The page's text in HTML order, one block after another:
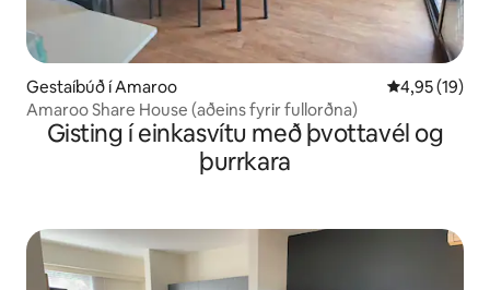
Gestaíbúð í Amaroo 4,95 af 5 í
4,95 (19)
Amaroo Share House (aðeins fyrir fullorðna)
Gisting í einkasvítu með þvottavél og
þurrkara